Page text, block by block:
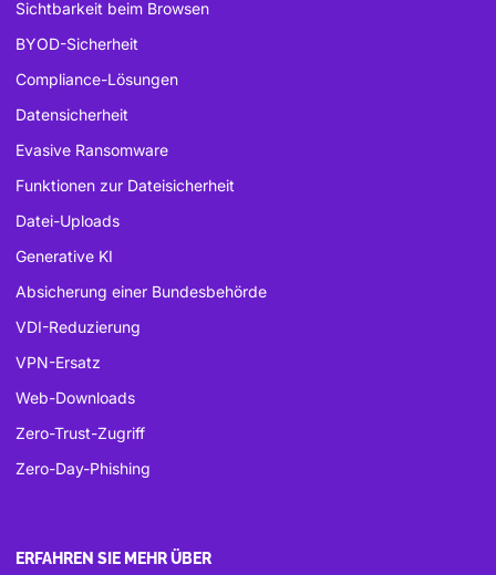
Sichtbarkeit beim Browsen
BYOD-Sicherheit
Compliance-Lösungen
Datensicherheit
Evasive Ransomware
Funktionen zur Dateisicherheit
Datei-Uploads
Generative KI
Absicherung einer Bundesbehörde
VDI-Reduzierung
VPN-Ersatz
Web-Downloads
Zero-Trust-Zugriff
Zero-Day-Phishing
ERFAHREN SIE MEHR ÜBER